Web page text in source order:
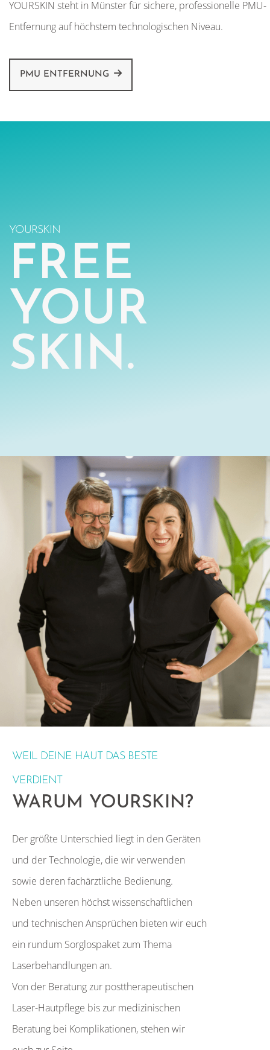
YOURSKIN steht in Münster für sichere, professionelle PMU-
Entfernung auf höchstem technologischen Niveau.
PMU ENTFERNUNG
YOURSKIN
FREE
YOUR
SKIN.
WEIL DEINE HAUT DAS BESTE
VERDIENT
WARUM YOURSKIN?
Der größte Unterschied liegt in den Geräten
und der Technologie, die wir verwenden
sowie deren fachärztliche Bedienung.
Neben unseren höchst wissenschaftlichen
und technischen Ansprüchen bieten wir euch
ein rundum Sorglospaket zum Thema
Laserbehandlungen an.
Von der Beratung zur posttherapeutischen
Laser-Hautpflege bis zur medizinischen
Beratung bei Komplikationen, stehen wir